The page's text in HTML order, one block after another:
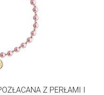
Z PERŁAMI I